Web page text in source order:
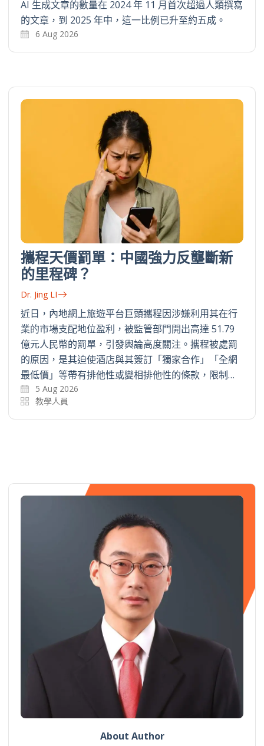
AI 生成文章的數量在 2024 年 11 月首次超過人類撰寫
的文章，到 2025 年中，這一比例已升至約五成。
6 Aug 2026
攜程天價罰單：中國強力反壟斷新
的里程碑？
Dr. Jing LI
近日，內地網上旅遊平台巨頭攜程因涉嫌利用其在行
業的市場支配地位盈利，被監管部門開出高達 51.79
億元人民幣的罰單，引發輿論高度關注。攜程被處罰
的原因，是其迫使酒店與其簽訂「獨家合作」「全網
最低價」等帶有排他性或變相排他性的條款，限制…
5 Aug 2026
教學人員
About Author